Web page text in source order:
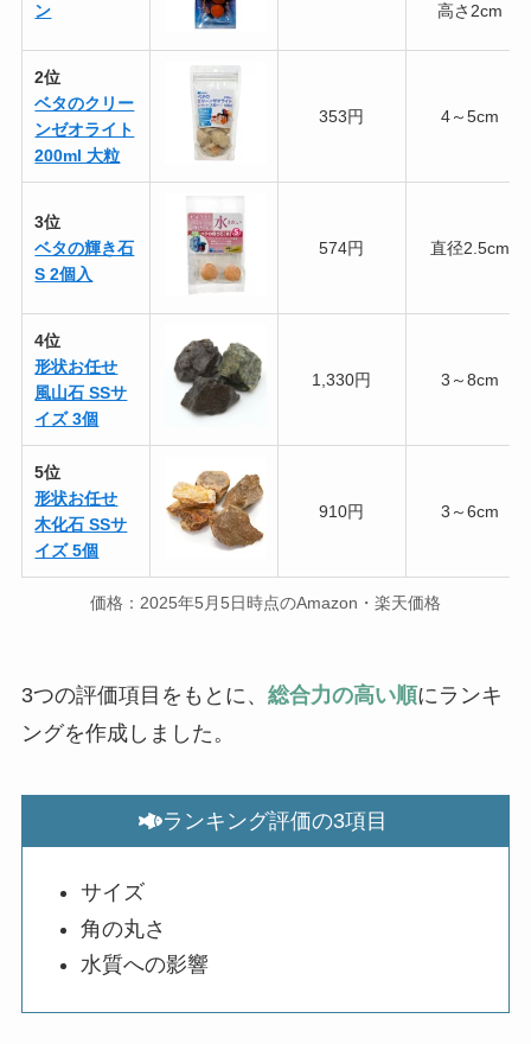
ン
高さ2cm
2位
ベタのクリー
ンゼオライト
200ml 大粒
353円 4～5cm
3位
ベタの輝き石
S 2個入
574円 直径2.5cm
4位
形状お任せ
風山石 SSサ
イズ 3個
1,330円 3～8cm
5位
形状お任せ
木化石 SSサ
イズ 5個
910円 3～6cm
価格：2025年5月5日時点のAmazon・楽天価格
3つの評価項目をもとに、 総合力の高い順にランキ
ングを作成しました。
ランキング評価の3項目
サイズ
角の丸さ
水質への影響